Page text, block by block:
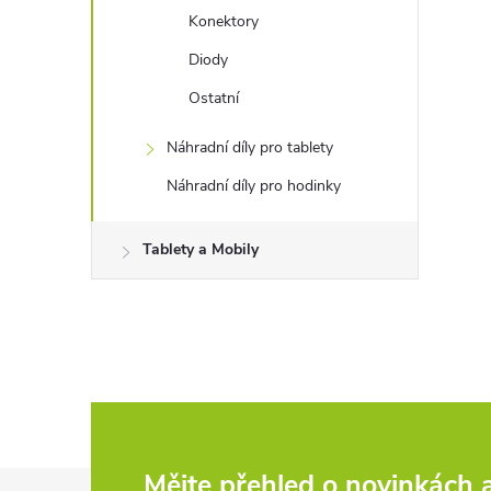
Konektory
Diody
Ostatní
Náhradní díly pro tablety
Náhradní díly pro hodinky
Tablety a Mobily